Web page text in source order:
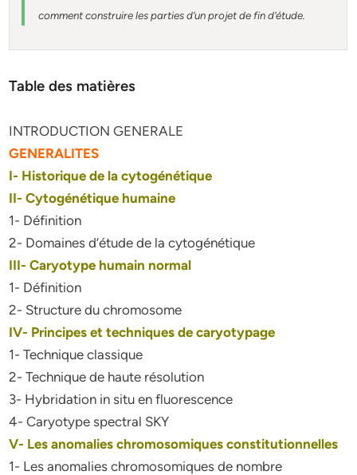
comment construire les parties d’un projet de fin d’étude
Table des matières
INTRODUCTION GENERALE
GENERALITES
I- Historique de la cytogénétique
II- Cytogénétique humaine
1- Définition
2- Domaines d’étude de la cytogénétique
III- Caryotype humain normal
1- Définition
2- Structure du chromosome
IV- Principes et techniques de caryotypage
1- Technique classique
2- Technique de haute résolution
3- Hybridation in situ en fluorescence
4- Caryotype spectral SKY
V- Les anomalies chromosomiques constitutionnelles
1- Les anomalies chromosomiques de nombre